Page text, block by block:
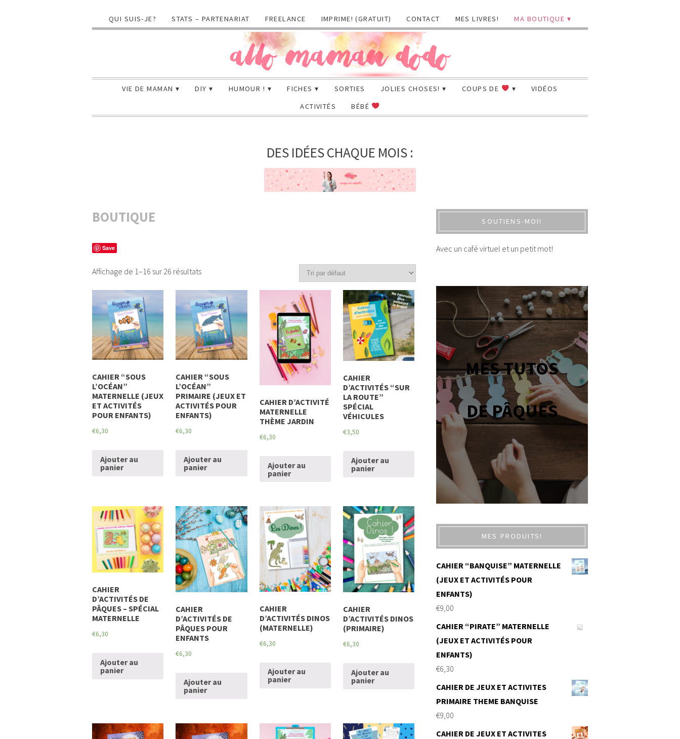
QUI SUIS-JE? STATS – PARTENARIAT FREELANCE IMPRIME! (GRATUIT) CONTACT MES LIVRES! MA BOUTIQUE
VIE DE MAMAN DIY HUMOUR ! FICHES SORTIES JOLIES CHOSES! COUPS DE
VIDÉOS
ACTIVITÉS
BÉBÉ
DES IDÉES CHAQUE MOIS :
BOUTIQUE
Save
Affichage de 1–16 sur 26 résultats
CAHIER “SOUS
L’OCÉAN”
MATERNELLE (JEUX
ET ACTIVITÉS
POUR ENFANTS)
€6,30
Ajouter au
panier
CAHIER “SOUS
L’OCÉAN”
PRIMAIRE (JEUX ET
ACTIVITÉS POUR
ENFANTS)
€6,30
Ajouter au
panier
CAHIER D’ACTIVITÉ
MATERNELLE
THÈME JARDIN
€6,30
Ajouter au
panier
CAHIER
D’ACTIVITÉS “SUR
LA ROUTE”
SPÉCIAL
VÉHICULES
€3,50
Ajouter au
panier
CAHIER
D’ACTIVITÉS DE
PÂQUES – SPÉCIAL
MATERNELLE
€6,30
Ajouter au
panier
CAHIER
D’ACTIVITÉS DE
PÂQUES POUR
ENFANTS
€6,30
Ajouter au
panier
CAHIER
D’ACTIVITÉS DINOS
(MATERNELLE)
€6,30
Ajouter au
panier
CAHIER
D’ACTIVITÉS DINOS
(PRIMAIRE)
€6,30
Ajouter au
panier
SOUTIENS-MOI!
Avec un café virtuel et un petit mot!
MES TUTOS
DE PÂQUES
MES PRODUITS!
CAHIER “BANQUISE” MATERNELLE
(JEUX ET ACTIVITÉS POUR
ENFANTS)
€9,00
CAHIER “PIRATE” MATERNELLE
(JEUX ET ACTIVITÉS POUR
ENFANTS)
€6,30
CAHIER DE JEUX ET ACTIVITES
PRIMAIRE THEME BANQUISE
€9,00
CAHIER DE JEUX ET ACTIVITES